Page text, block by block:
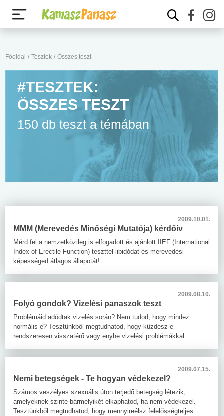
Főoldal / Tesztek / Összes teszt
#TESZTEK:
ÖSSZES TESZT
150 db teszt a témában
2009.10.01.
MMM (Merevedés Minőségi Mutatója) kérdőív
Mérd fel a nemzetközileg is elfogadott és ajánlott IIEF (International
Index of Erectile Function) teszttel libidódat és merevedési
képességed átlagos állapotát!
2009.08.10.
Folyó gondok? Vizelési panaszok teszt
Problémáid adódtak vizelés során? Nem tudod, hogy mindez
normális-e? Tesztünkből megtudhatod, hogy küzdesz-e
rendszeresen visszatérő vagy enyhe vizelési problémákkal.
2009.07.15.
Nemi betegségek - Te hogyan védekezel?
Számos veszélyes szexuális úton terjedő betegség létezik,
amelyeknek szinte bármelyikét elkaphatod, ha nem védekezel.
Tesztünkből megtudhatod, hogy mennyireélsz felelősségteljes